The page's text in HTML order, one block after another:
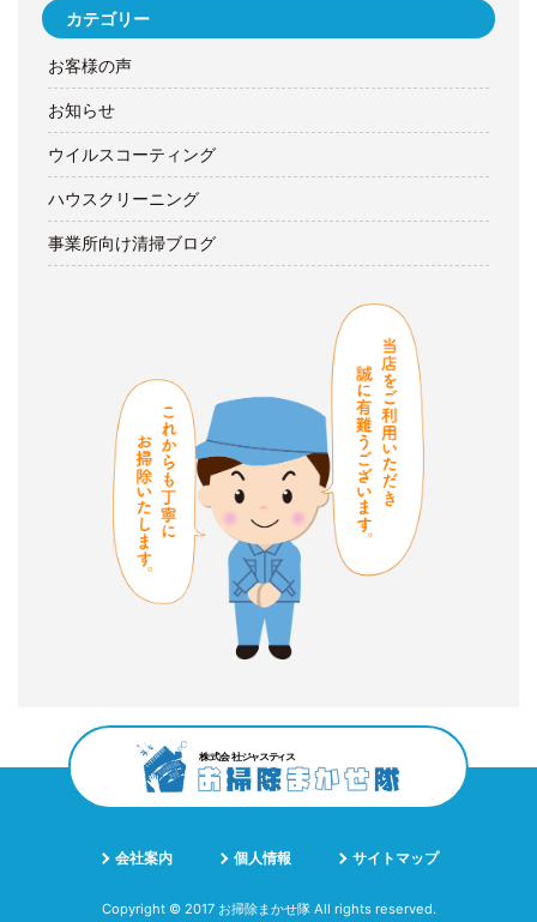
カテゴリー
お客様の声
お知らせ
ウイルスコーティング
ハウスクリーニング
事業所向け清掃ブログ
会社案内 個人情報 サイトマップ
Copyright © 2017 お掃除まかせ隊 All rights reserved.